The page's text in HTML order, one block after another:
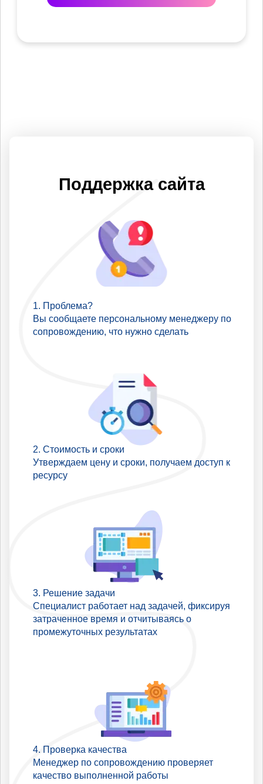
Поддержка сайта
Проблема?
Вы сообщаете персональному менеджеру по
сопровождению, что нужно сделать
Стоимость и сроки
Утверждаем цену и сроки, получаем доступ к
ресурсу
Решение задачи
Специалист работает над задачей, фиксируя
затраченное время и отчитываясь о
промежуточных результатах
Проверка качества
Менеджер по сопровождению проверяет
качество выполненной работы